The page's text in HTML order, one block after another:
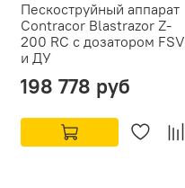
Пескоструйный аппарат
Contracor Blastrazor Z-
200 RC с дозатором FSV
и ДУ
198 778 руб